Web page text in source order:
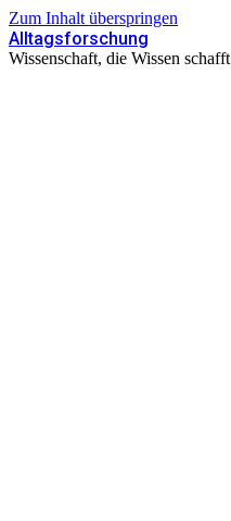
Zum Inhalt überspringen
Alltagsforschung
Wissenschaft, die Wissen schafft